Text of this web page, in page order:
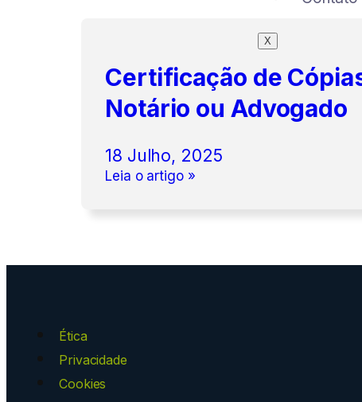
X
Certificação de
Notário ou Advogado
18 Julho, 2025
Leia o artigo »
Ética
Privacidade
Cookies